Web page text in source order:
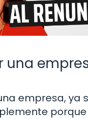
una
empresa, ya